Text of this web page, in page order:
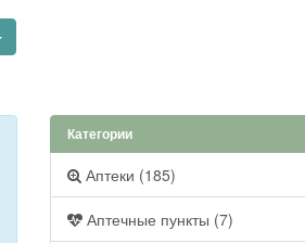
Toggle Dropdown
Категории
Аптеки (185)
Аптечные пункты (7)